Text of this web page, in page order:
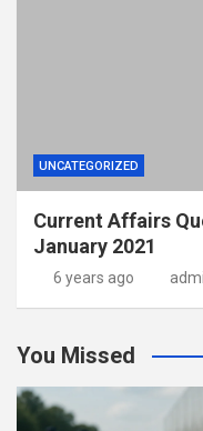
UNCATEGORIZED
Current Affairs
January 2021
6 years ago
You Missed